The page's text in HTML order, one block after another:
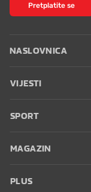
Pretplatite se
NASLOVNICA
VIJESTI
SPORT
MAGAZIN
PLUS